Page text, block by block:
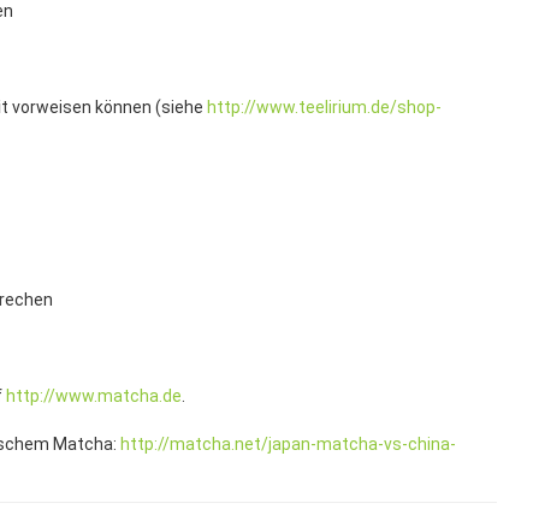
vorweisen können (siehe http://www.teelirium.de/shop-
http://www.matcha.de
Matcha: http://matcha.net/japan-matcha-vs-china-